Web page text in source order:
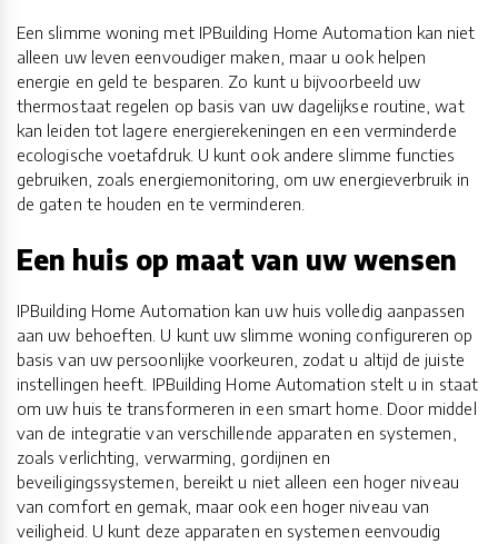
Een slimme woning met IPBuilding Home Automation kan niet
alleen uw leven eenvoudiger maken, maar u ook helpen
energie en geld te besparen. Zo kunt u bijvoorbeeld uw
thermostaat regelen op basis van uw dagelijkse routine, wat
kan leiden tot lagere energierekeningen en een verminderde
ecologische voetafdruk. U kunt ook andere slimme functies
gebruiken, zoals energiemonitoring, om uw energieverbruik in
de gaten te houden en te verminderen.
Een huis op maat van uw wensen
IPBuilding Home Automation kan uw huis volledig aanpassen
aan uw behoeften. U kunt uw slimme woning configureren op
basis van uw persoonlijke voorkeuren, zodat u altijd de juiste
instellingen heeft. IPBuilding Home Automation stelt u in staat
om uw huis te transformeren in een smart home. Door middel
van de integratie van verschillende apparaten en systemen,
zoals verlichting, verwarming, gordijnen en
beveiligingssystemen, bereikt u niet alleen een hoger niveau
van comfort en gemak, maar ook een hoger niveau van
veiligheid. U kunt deze apparaten en systemen eenvoudig